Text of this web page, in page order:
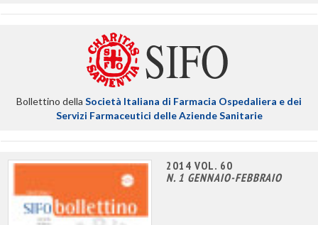
Bollettino della Società Italiana di Farmacia Ospedaliera e dei
Servizi Farmaceutici delle Aziende Sanitarie
2014 VOL. 60
N. 1 GENNAIO-FEBBRAIO